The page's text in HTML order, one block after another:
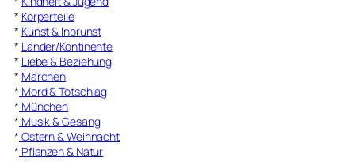
* Körperteile
* Kunst & Inbrunst
* Länder/Kontinente
* Liebe & Beziehung
* Märchen
* Mord & Totschlag
* München
* Musik & Gesang
* Ostern & Weihnacht
* Pflanzen & Natur